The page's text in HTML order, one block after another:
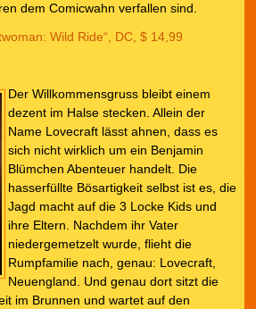
dem Comicwahn verfallen sind.
Wild Ride“, DC, $ 14,99
Der Willkommensgruss bleibt einem
dezent im Halse stecken. Allein der
Name Lovecraft lässt ahnen, dass es
sich nicht wirklich um ein Benjamin
Blümchen Abenteuer handelt. Die
hasserfüllte Bösartigkeit selbst ist es, die
Jagd macht auf die 3 Locke Kids und
ihre Eltern. Nachdem ihr Vater
niedergemetzelt wurde, flieht die
Rumpfamilie nach, genau: Lovecraft,
Neuengland. Und genau dort sitzt die
im Brunnen und wartet auf den